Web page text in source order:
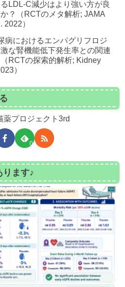
LDL-C減少はより強い方が良
？（RCTのメタ解析; JAMA
2022）
病におけるエンパグリフロジ
な腎機能低下発生率との関連
RCTの探索的解析; Kidney
）
薬プロジェクト3rd
0
ます♪